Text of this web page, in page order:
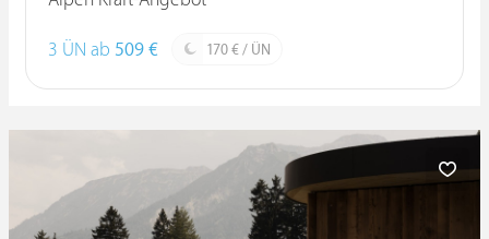
3 ÜN ab 509 € 170 € / ÜN